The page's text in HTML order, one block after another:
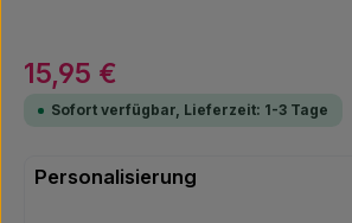
Regulärer Preis:
15,95 €
Sofort verfügbar, Lieferzeit: 1-3 Tage
Personalisierung